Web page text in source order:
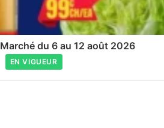
du 6 au 12 août 2026
EN VIGUEUR